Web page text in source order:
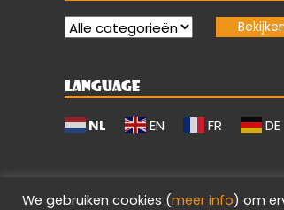
LANGUAGE
NL EN FR DE
We gebruiken cookies (meer info) om